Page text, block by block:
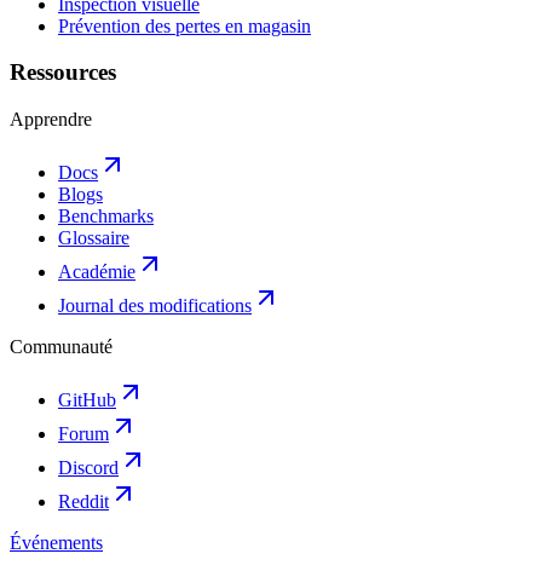
Prévention des pertes en magasin
Ressources
Apprendre
Docs
Blogs
Benchmarks
Glossaire
Académie
Journal des modifications
Communauté
GitHub
Forum
Discord
Reddit
Événements